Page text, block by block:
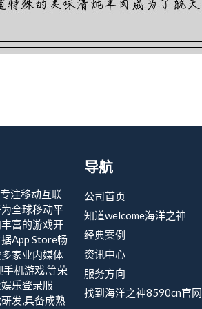
注移动互联
全球移动平
富的游戏开
App Store畅
家业内媒体
机游戏,等荣
乐登录服
发,具备成熟
导航
公司首页
知道welcome海洋之神
经典案例
资讯中心
服务方向
找到海洋之神8590cn官网